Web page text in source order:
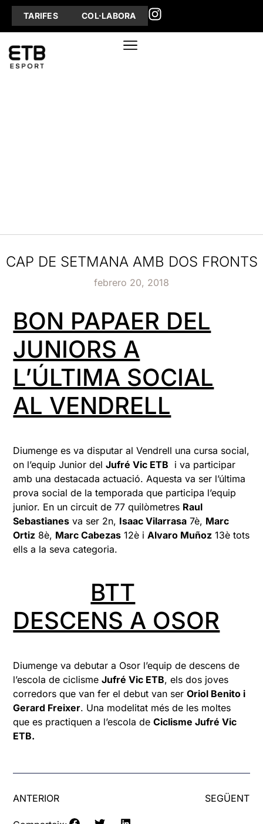
TARIFES COL·LABORA
CAP DE SETMANA AMB DOS FRONTS
febrero 20, 2018
BON PAPAER DEL
JUNIORS A
L’ÚLTIMA SOCIAL
AL VENDRELL
Diumenge es va disputar al Vendrell una cursa social,
on l’equip Junior delJufré Vic ETB i va participar
amb una destacada actuació. Aquesta va ser l’última
prova social de la temporada que participa l’equip
junior. En un circuit de 77 quilòmetres Raul
Sebastianes va ser 2n, Isaac Vilarrasa 7è, Marc
Ortiz 8è, Marc Cabezas 12è iAlvaro Muñoz 13è tots
ells a la seva categoria.
BTT
DESCENS A OSOR
Diumenge va debutar a Osor l’equip de descens de
l’escola de ciclismeJufré Vic ETB, els dos joves
corredors que van fer el debut van serOriol Benito i
Gerard Freixer. Una modelitat més de les moltes
que es practiquen a l’escola deCiclisme Jufré Vic
ETB.
ANTERIOR SEGÜENT